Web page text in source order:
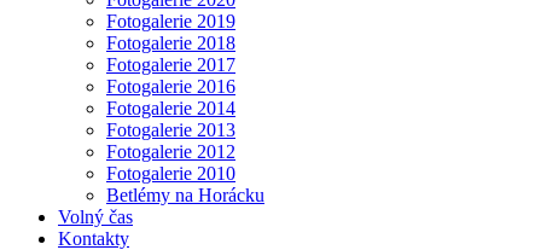
Fotogalerie 2019
Fotogalerie 2018
Fotogalerie 2017
Fotogalerie 2016
Fotogalerie 2014
Fotogalerie 2013
Fotogalerie 2012
Fotogalerie 2010
Betlémy na Horácku
Volný čas
Kontakty